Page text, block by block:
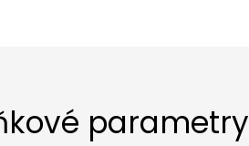
parametry